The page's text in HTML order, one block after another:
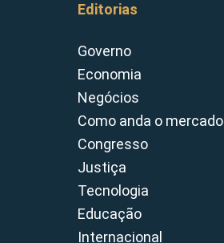
Editorias
Governo
Economia
Negócios
Como anda o mercado
Congresso
Justiça
Tecnologia
Educação
Internacional